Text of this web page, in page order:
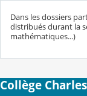
Dans les dossiers
distribués durant la
mathématiques...)
Collège